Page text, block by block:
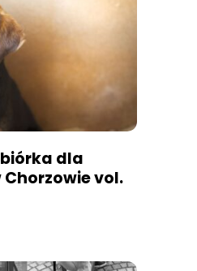
dla
vol.